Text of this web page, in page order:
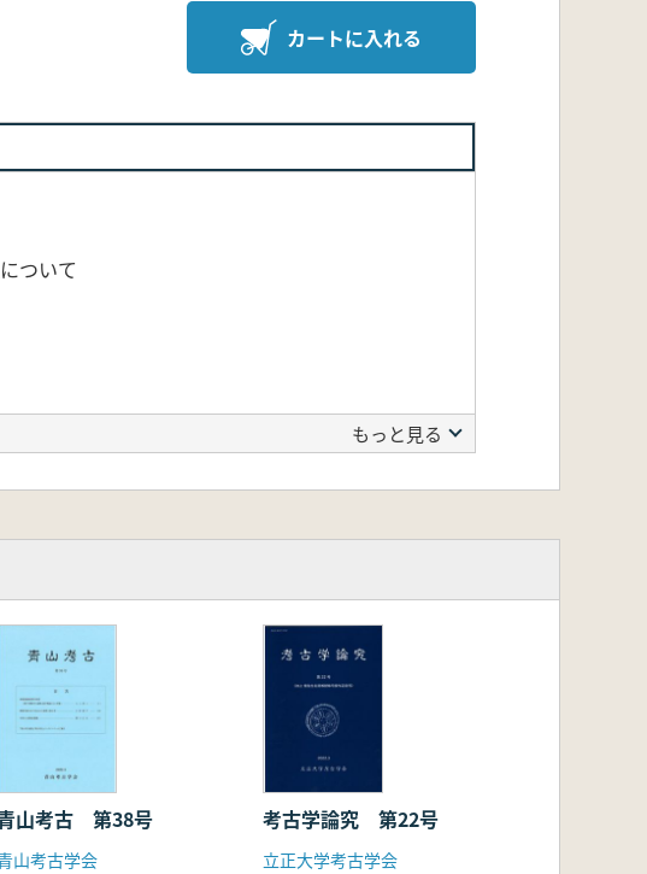
カートに入れる
ついて
もっと見る
山考古 第38号
山考古学会
考古学論究 第22号
立正大学考古学会